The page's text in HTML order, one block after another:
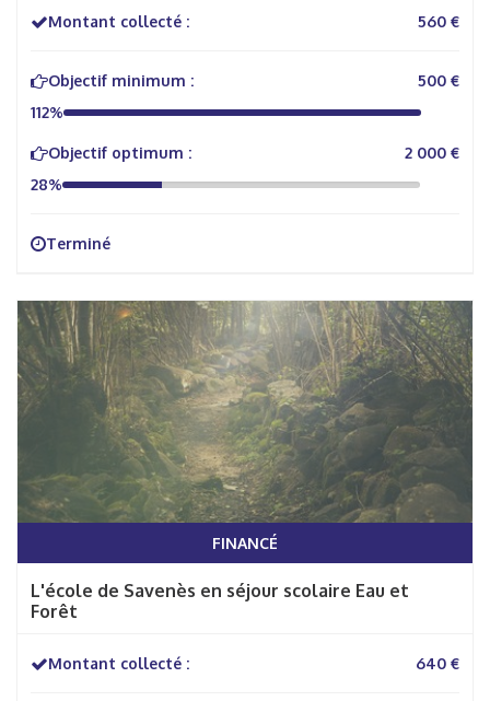
Montant collecté : 560 €
Objectif minimum :
500 €
112%
Objectif optimum :
2 000 €
28%
Terminé
FINANCÉ
L'école de Savenès en séjour scolaire Eau et
Forêt
Montant collecté : 640 €